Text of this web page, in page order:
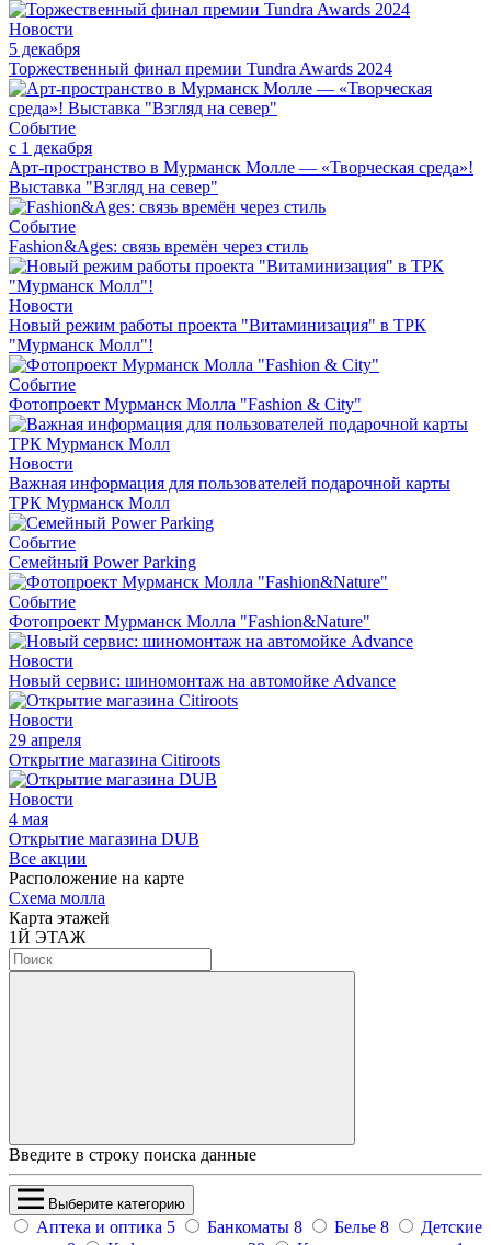
Новости
5 декабря
Торжественный финал премии Tundra Awards 2024
Событие
с 1 декабря
Арт-пространство в Мурманск Молле — «Творческая среда»!
Выставка "Взгляд на север"
Событие
Fashion&Ages: cвязь времён через стиль
Новости
Новый режим работы проекта "Витаминизация" в ТРК
"Мурманск Молл"!
Событие
Фотопроект Мурманск Молла "Fashion & City"
Новости
Важная информация для пользователей подарочной карты
ТРК Мурманск Молл
Событие
Семейный Power Parking
Событие
Фотопроект Мурманск Молла "Fashion&Nature"
Новости
Новый сервис: шиномонтаж на автомойке Advance
Новости
29 апреля
Открытие магазина Citiroots
Новости
4 мая
Открытие магазина DUB
Все акции
Расположение на карте
Схема молла
Карта этажей
1Й ЭТАЖ
Введите в строку поиска данные
Выберите категорию
Аптека и оптика 5 Банкоматы 8 Белье 8
Детские